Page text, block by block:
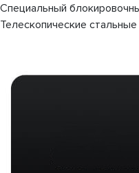
Специальный
Телескопические